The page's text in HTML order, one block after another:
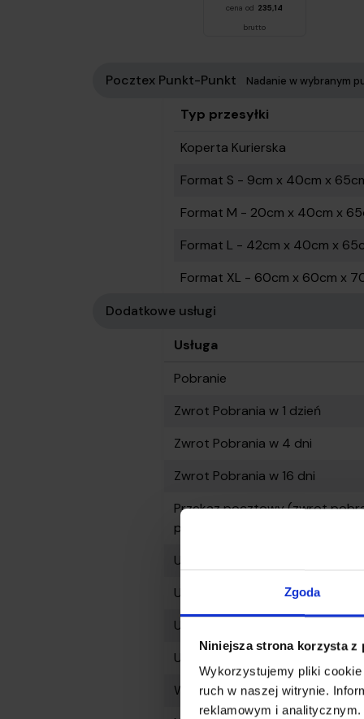
Zgoda
Niniejsza strona korzysta z
Wykorzystujemy pliki
ruch w naszej witrynie.
reklamowym i
cena od 235,14
brutto
Pocztex Punkt-Punkt Nadanie w wybranym
Cennik przesyłek — Pocztex
Typ przesyłki
Koperta Kurierska
Format S - 9cm x 40cm x
Format M - 20cm x 40cm x
Format L - 42cm x 40cm x
Format XL - 60cm x 60cm x
Dodatkowe usługi
Usługa
Pobranie
Zwrot Pobrania w 1 dzień
Zwrot Pobrania w 4 dni
Zwrot Pobrania w 16 dni
Przekaz pocztowy (zwrot
poczty polskiej)
Ubezpieczenie do 1 000 zł
Ubezpieczenie do 5 000 zł
Ubezpieczenie do 10 000 zł
Ubezpieczenie do 20 000 zł
Waga powyżej 30kg